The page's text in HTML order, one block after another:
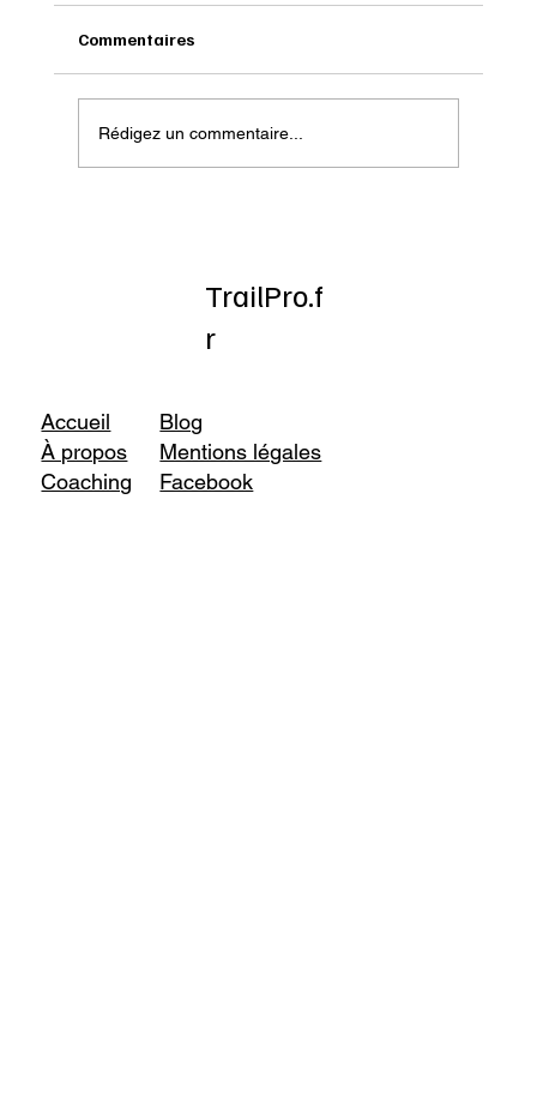
Onatera : Pour affronter l’hiver
Commentaires
Rédigez un commentaire...
TrailPro.f
r
Accueil
À propos
Coaching
Blog
Mentions légales
Facebook